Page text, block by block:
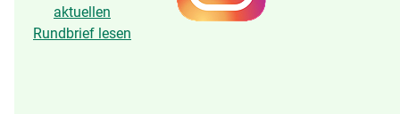
aktuellen
Rundbrief lesen